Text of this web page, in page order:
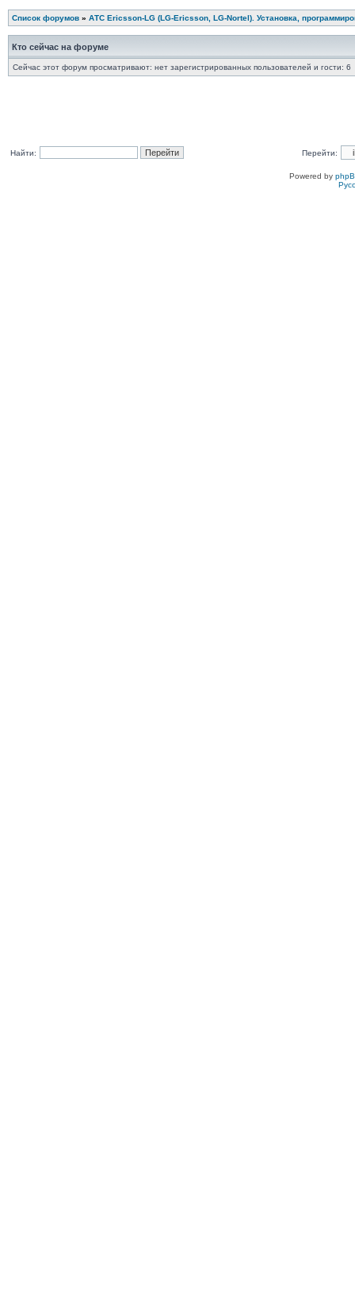
Список форумов » АТС Ericsson-LG (LG-Ericsson, LG-Nortel). Установка,
Кто сейчас на форуме
Сейчас этот форум просматривают: нет зарегистрированных пользователей и гости: 6
Найти: Перейти:
Powered by